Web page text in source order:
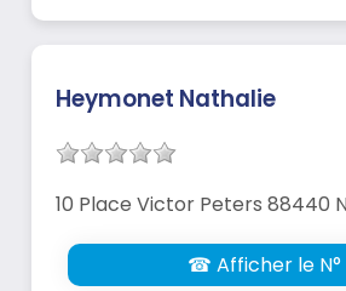
Heymonet Nathalie
10 Place Victor Peters 88440
☎ Afficher le N°